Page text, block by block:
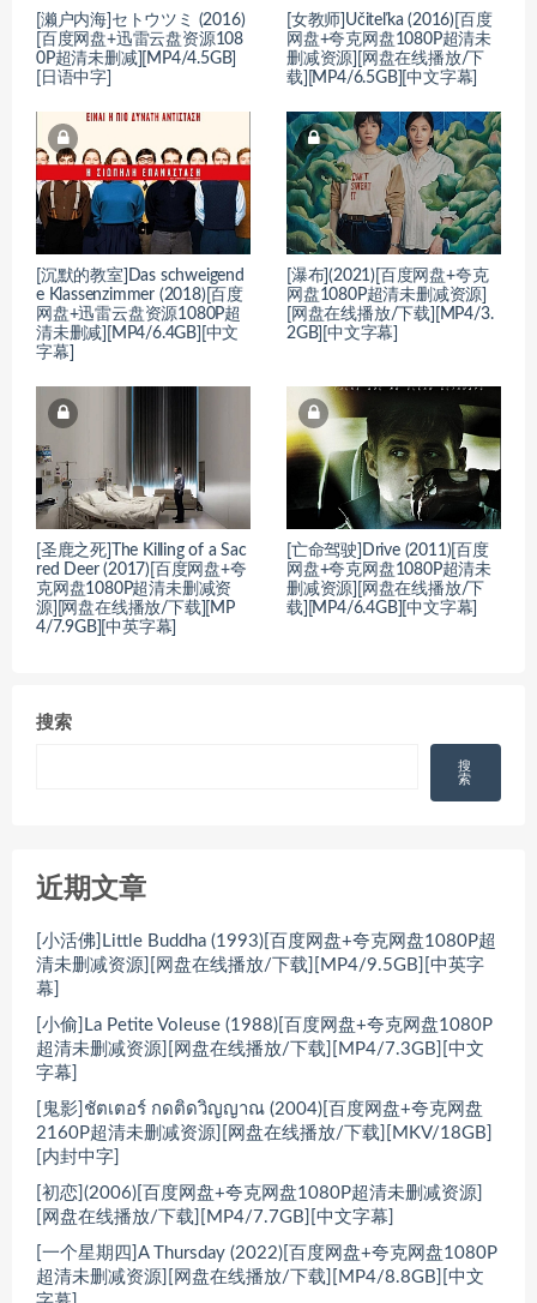
[濑户内海]セトウツミ (2016)
[百度网盘+迅雷云盘资源108
0P超清未删减][MP4/4.5GB]
[日语中字]
[女教师]Učiteľka (2016)[百度
网盘+夸克网盘1080P超清未
删减资源][网盘在线播放/下
载][MP4/6.5GB][中文字幕]
[沉默的教室]Das schweigend
e Klassenzimmer (2018)[百度
网盘+迅雷云盘资源1080P超
清未删减][MP4/6.4GB][中文
字幕]
[瀑布](2021)[百度网盘+夸克
网盘1080P超清未删减资源]
[网盘在线播放/下载][MP4/3.
2GB][中文字幕]
[圣鹿之死]The Killing of a Sac
red Deer (2017)[百度网盘+夸
克网盘1080P超清未删减资
源][网盘在线播放/下载][MP
4/7.9GB][中英字幕]
[亡命驾驶]Drive (2011)[百度
网盘+夸克网盘1080P超清未
删减资源][网盘在线播放/下
载][MP4/6.4GB][中文字幕]
搜索
搜
索
近期文章
[小活佛]Little Buddha (1993)[百度网盘+夸克网盘1080P超
清未删减资源][网盘在线播放/下载][MP4/9.5GB][中英字
幕]
[小偷]La Petite Voleuse (1988)[百度网盘+夸克网盘1080P
超清未删减资源][网盘在线播放/下载][MP4/7.3GB][中文
字幕]
[鬼影]ชัตเตอร์ กดติดวิญญาณ (2004)[百度网盘+夸克网盘
2160P超清未删减资源][网盘在线播放/下载][MKV/18GB]
[内封中字]
[初恋](2006)[百度网盘+夸克网盘1080P超清未删减资源]
[网盘在线播放/下载][MP4/7.7GB][中文字幕]
[一个星期四]A Thursday (2022)[百度网盘+夸克网盘1080P
超清未删减资源][网盘在线播放/下载][MP4/8.8GB][中文